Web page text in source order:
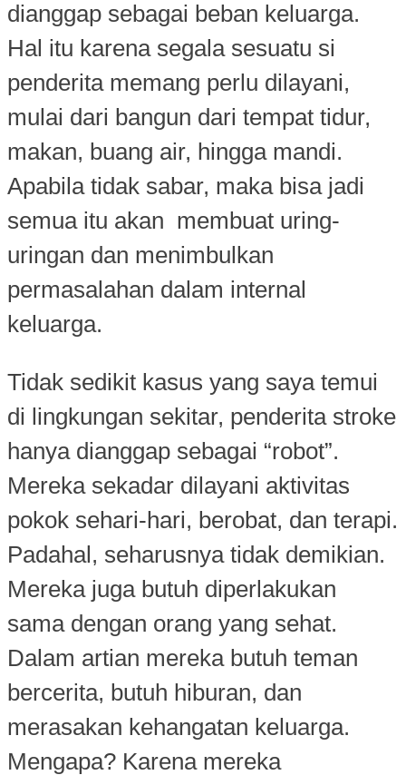
dianggap sebagai beban keluarga.
Hal itu karena segala sesuatu si
penderita memang perlu dilayani,
mulai dari bangun dari tempat tidur,
makan, buang air, hingga mandi.
Apabila tidak sabar, maka bisa jadi
semua itu akan membuat uring-
uringan dan menimbulkan
permasalahan dalam internal
keluarga.
Tidak sedikit kasus yang saya temui
di lingkungan sekitar, penderita stroke
hanya dianggap sebagai “robot”.
Mereka sekadar dilayani aktivitas
pokok sehari-hari, berobat, dan terapi.
Padahal, seharusnya tidak demikian.
Mereka juga butuh diperlakukan
sama dengan orang yang sehat.
Dalam artian mereka butuh teman
bercerita, butuh hiburan, dan
merasakan kehangatan keluarga.
Mengapa? Karena mereka